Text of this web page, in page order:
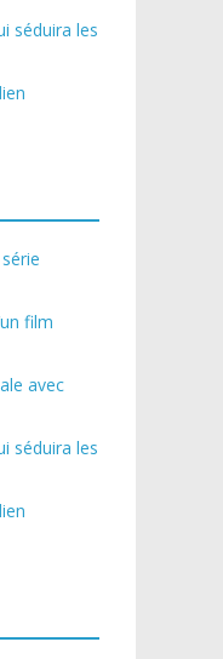
séduira les
film
avec
séduira les